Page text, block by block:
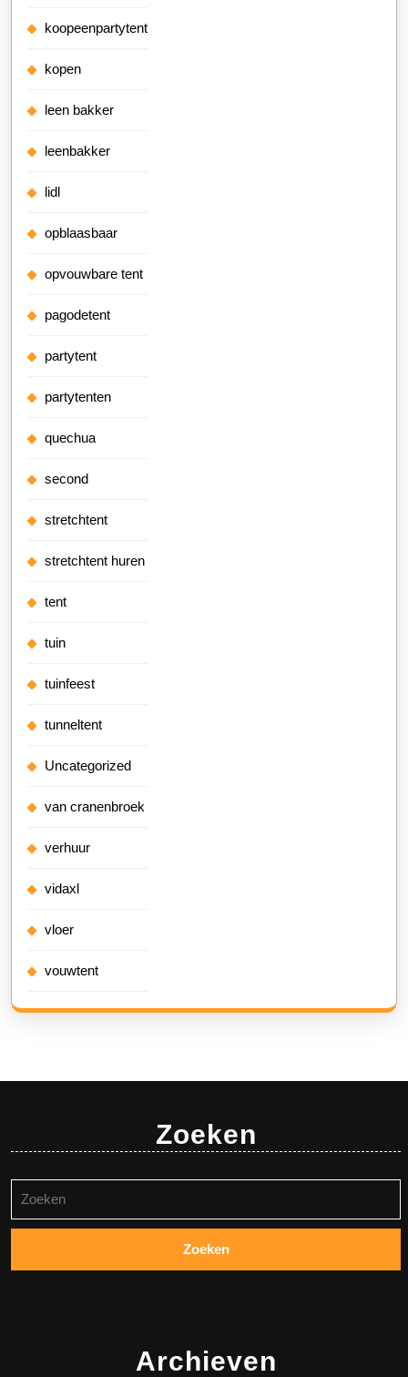
koopeenpartytent
kopen
leen bakker
leenbakker
lidl
opblaasbaar
opvouwbare tent
pagodetent
partytent
partytenten
quechua
second
stretchtent
stretchtent huren
tent
tuin
tuinfeest
tunneltent
Uncategorized
van cranenbroek
verhuur
vidaxl
vloer
vouwtent
Zoeken
naar:
Archieven